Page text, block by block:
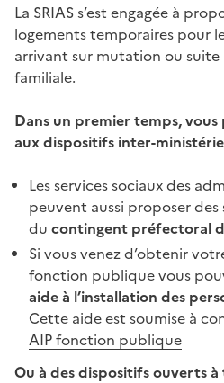
La SRIAS s’est engagée à
logements temporaires pour
arrivant sur mutation ou
familiale.
Dans un premier temps,
aux dispositifs inter-
Les services sociaux des
peuvent aussi proposer
du contingent préfectoral
Si vous venez d’obtenir
fonction publique vous
aide à l’installation des
Cette aide est soumise à
AIP fonction publique
Ou à des dispositifs ouverts à